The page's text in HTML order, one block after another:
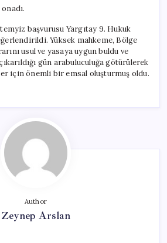
başvurusu Yargıtay 9. Hukuk
Yüksek mahkeme, Bölge
usul ve yasaya uygun buldu ve
gün arabuluculuğa götürülerek
için önemli bir emsal oluşturmuş oldu.
Author
Zeynep Arslan